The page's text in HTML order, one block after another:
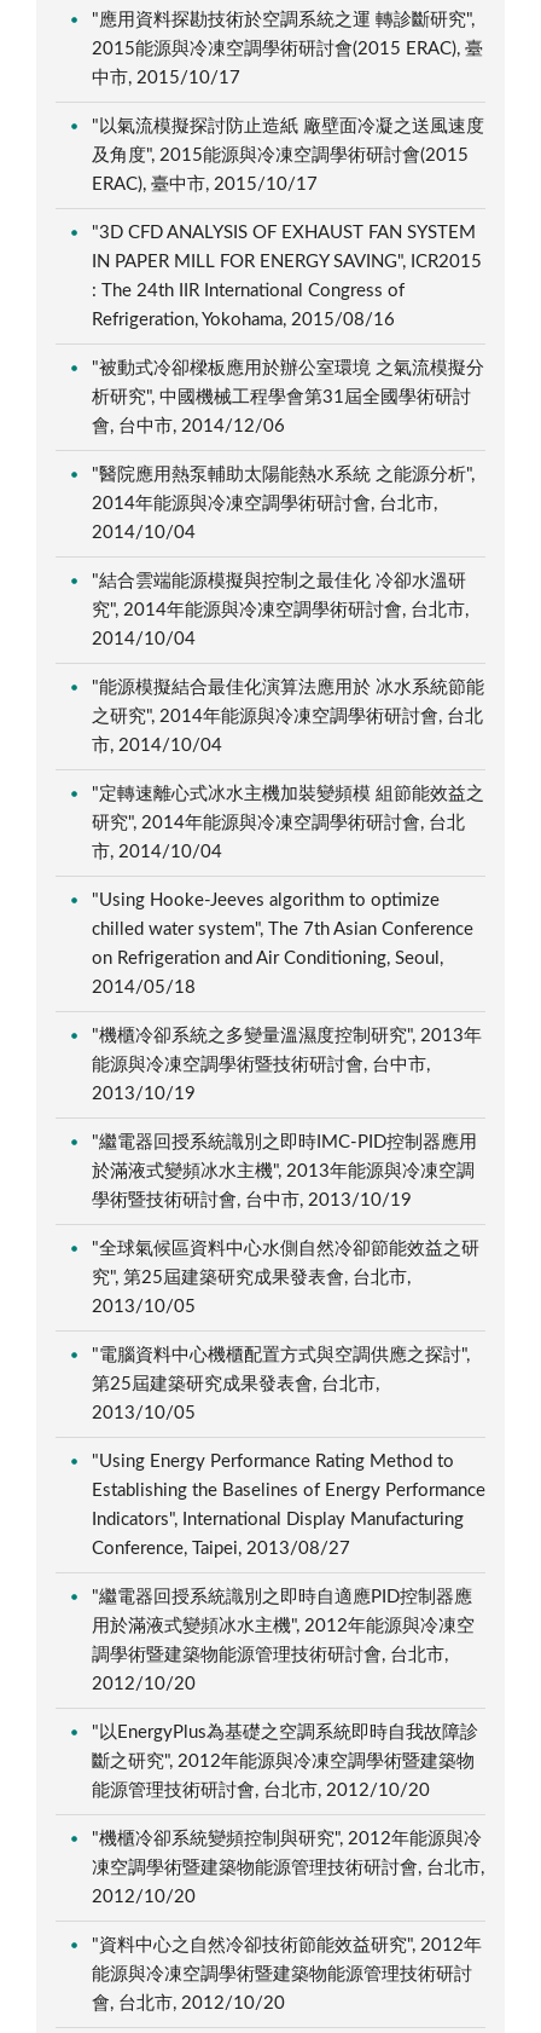
"應用資料探勘技術於空調系統之運 轉診斷研究",
2015能源與冷凍空調學術研討會(2015 ERAC), 臺
中市, 2015/10/17
"以氣流模擬探討防止造紙 廠壁面冷凝之送風速度
及角度", 2015能源與冷凍空調學術研討會(2015
ERAC), 臺中市, 2015/10/17
"3D CFD ANALYSIS OF EXHAUST FAN SYSTEM
IN PAPER MILL FOR ENERGY SAVING", ICR2015
: The 24th IIR International Congress of
Refrigeration, Yokohama, 2015/08/16
"被動式冷卻樑板應用於辦公室環境 之氣流模擬分
析研究", 中國機械工程學會第31屆全國學術研討
會, 台中市, 2014/12/06
"醫院應用熱泵輔助太陽能熱水系統 之能源分析",
2014年能源與冷凍空調學術研討會, 台北市,
2014/10/04
"結合雲端能源模擬與控制之最佳化 冷卻水溫研
究", 2014年能源與冷凍空調學術研討會, 台北市,
2014/10/04
"能源模擬結合最佳化演算法應用於 冰水系統節能
之研究", 2014年能源與冷凍空調學術研討會, 台北
市, 2014/10/04
"定轉速離心式冰水主機加裝變頻模 組節能效益之
研究", 2014年能源與冷凍空調學術研討會, 台北
市, 2014/10/04
"Using Hooke-Jeeves algorithm to optimize
chilled water system", The 7th Asian Conference
on Refrigeration and Air Conditioning, Seoul,
2014/05/18
"機櫃冷卻系統之多變量溫濕度控制研究", 2013年
能源與冷凍空調學術暨技術研討會, 台中市,
2013/10/19
"繼電器回授系統識別之即時IMC-PID控制器應用
於滿液式變頻冰水主機", 2013年能源與冷凍空調
學術暨技術研討會, 台中市, 2013/10/19
"全球氣候區資料中心水側自然冷卻節能效益之研
究", 第25屆建築研究成果發表會, 台北市,
2013/10/05
"電腦資料中心機櫃配置方式與空調供應之探討",
第25屆建築研究成果發表會, 台北市,
2013/10/05
"Using Energy Performance Rating Method to
Establishing the Baselines of Energy Performance
Indicators", International Display Manufacturing
Conference, Taipei, 2013/08/27
"繼電器回授系統識別之即時自適應PID控制器應
用於滿液式變頻冰水主機", 2012年能源與冷凍空
調學術暨建築物能源管理技術研討會, 台北市,
2012/10/20
"以EnergyPlus為基礎之空調系統即時自我故障診
斷之研究", 2012年能源與冷凍空調學術暨建築物
能源管理技術研討會, 台北市, 2012/10/20
"機櫃冷卻系統變頻控制與研究", 2012年能源與冷
凍空調學術暨建築物能源管理技術研討會, 台北市,
2012/10/20
"資料中心之自然冷卻技術節能效益研究", 2012年
能源與冷凍空調學術暨建築物能源管理技術研討
會, 台北市, 2012/10/20